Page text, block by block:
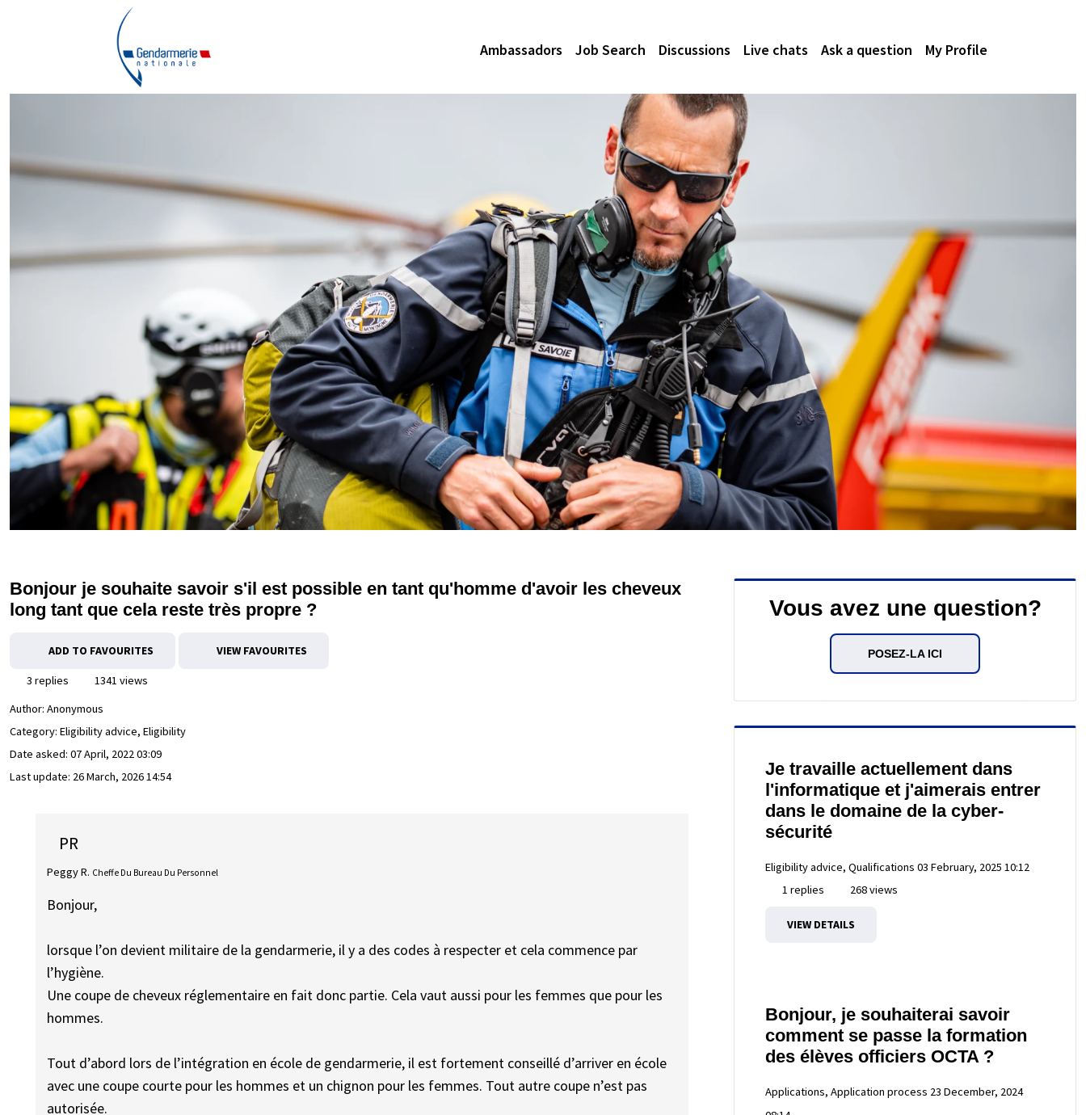
Ambassadors Job Search Discussions Live chats Ask a question My Profile
Bonjour je souhaite savoir s'il est possible en tant qu'homme d'avoir les cheveux
long tant que cela reste très propre ?
ADD TO FAVOURITES VIEW FAVOURITES
3 replies
1341 views
Author: Anonymous
Category: Eligibility advice, Eligibility
Date asked: 07 April, 2022 03:09
Last update: 26 March, 2026 14:54
PR
Peggy R. Cheffe Du Bureau Du Personnel
Bonjour,
lorsque l’on devient militaire de la gendarmerie, il y a des codes à respecter et cela commence par
l’hygiène.
Une coupe de cheveux réglementaire en fait donc partie. Cela vaut aussi pour les femmes que pour les
hommes.
Tout d’abord lors de l’intégration en école de gendarmerie, il est fortement conseillé d’arriver en école
avec une coupe courte pour les hommes et un chignon pour les femmes. Tout autre coupe n’est pas
autorisée.
Vous avez une question?
POSEZ-LA ICI
Je travaille actuellement dans
l'informatique et j'aimerais entrer
dans le domaine de la cyber-
sécurité
Eligibility advice, Qualifications 03 February, 2025 10:12
1 replies
268 views
VIEW DETAILS
Bonjour, je souhaiterai savoir
comment se passe la formation
des élèves officiers OCTA ?
Applications, Application process 23 December, 2024